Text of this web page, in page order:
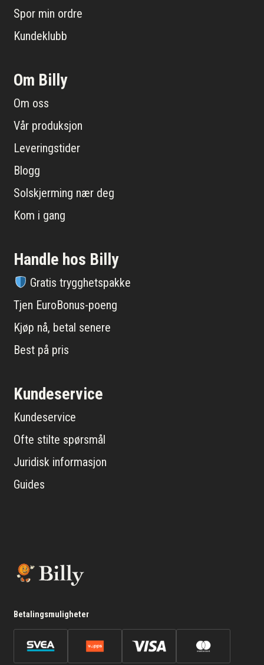
Spor min ordre
Kundeklubb
Om Billy
Om oss
Vår produksjon
Leveringstider
Blogg
Solskjerming nær deg
Kom i gang
Handle hos Billy
Gratis trygghetspakke
Tjen EuroBonus-poeng
Kjøp nå, betal senere
Best på pris
Kundeservice
Kundeservice
Ofte stilte spørsmål
Juridisk informasjon
Guides
Betalingsmuligheter